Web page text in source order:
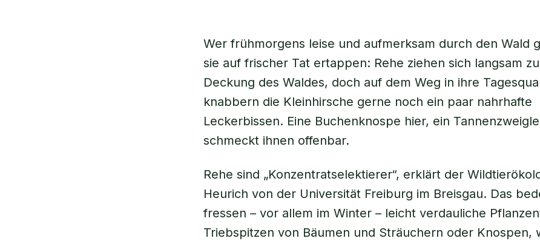
Wer frühmorgens leise und aufmerksam durch den Wald
sie auf frischer Tat ertappen: Rehe ziehen sich langsam
Deckung des Waldes, doch auf dem Weg in ihre
knabbern die Kleinhirsche gerne noch ein paar nahrhafte
Leckerbissen. Eine Buchenknospe hier, ein
schmeckt ihnen offenbar.
Rehe sind „Konzentratselektierer“, erklärt der
Heurich von der Universität Freiburg im Breisgau. Das
fressen – vor allem im Winter – leicht verdauliche
Triebspitzen von Bäumen und Sträuchern oder Knospen,